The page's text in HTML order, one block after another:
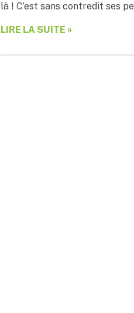
là ! C’est sans contredit ses
LIRE LA SUITE »